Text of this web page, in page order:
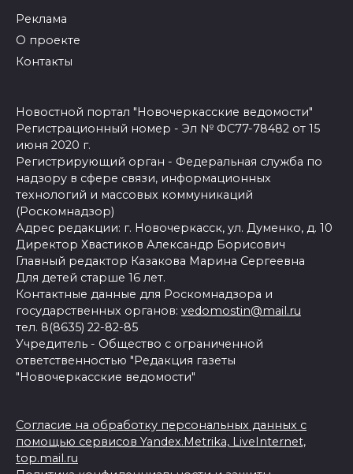
Реклама
О проекте
Контакты
Новостной портал "Новочеркасские ведомости"
Регистрационный номер - Эл № ФС77-78482 от 15
июня 2020 г.
Регистрирующий орган - Федеральная служба по
надзору в сфере связи, информационных
технологий и массовых коммуникаций
(Роскомнадзор)
Адрес редакции: г. Новочеркасск, ул. Думенко, д. 10
Директор Хвастиков Александр Борисович
Главный редактор Казакова Марина Сергеевна
Для детей старше 16 лет.
Контактные данные для Роскомнадзора и
государственных органов: vedomostin@mail.ru
тел. 8(8635) 22-82-85
Учредитель - Общество с ограниченной
ответственностью "Редакция газеты
"Новочеркасские ведомости"
Согласие на обработку персональных данных с
помощью сервисов Yandex.Metrika, LiveInternet,
top.mail.ru